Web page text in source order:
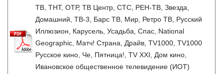
ТВ, ТНТ, ОТР, ТВ Центр, СТС, РЕН-ТВ, Звезда,
Домашний, ТВ-3, Барс ТВ, Мир, Ретро ТВ, Русский
Иллюзион, Карусель, Усадьба, Спас, National
Geographic, Матч! Страна, Драйв, TV1000, TV1000
Русское кино, Че, Пятница!, TV XXI, Дом кино,
Ивановское общественное телевидение (ИОТ)